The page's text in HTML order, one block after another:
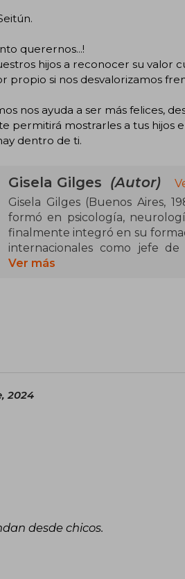
querernos...!
hijos a reconocer su valor
propio si nos desvalorizamos
nos ayuda a ser más felices,
permitirá mostrarles a tus
dentro de ti.
Gisela Gilges (Autor)
Gisela Gilges (Buenos Aires,
formó en psicología,
finalmente integró en su formación como coach. Trabajó en grandes empresas
internacionales como jefe
Manager, entre otras. En 2011
Ver más
2024
desde chicos.